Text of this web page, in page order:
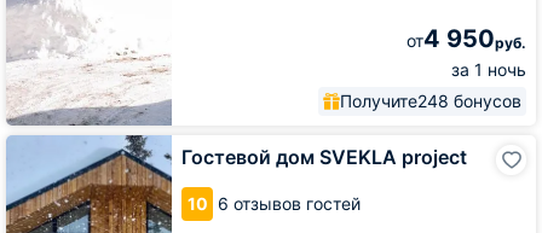
от4 950руб.
за 1 ночь
Получите248 бонусов
Гостевой дом SVEKLA project
10 6 отзывов гостей
Гостевой
SVEKLA
project